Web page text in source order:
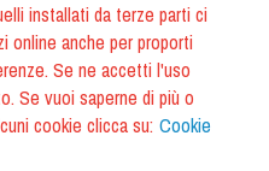
installati da terze parti ci
online anche per proporti
Se ne accetti l'uso
Se vuoi saperne di più o
cookie clicca su: Cookie